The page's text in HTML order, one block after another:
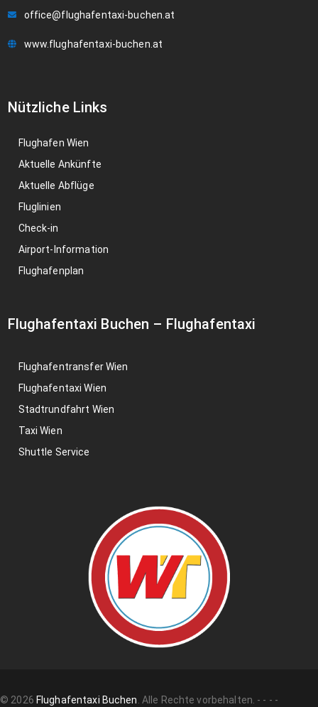
office@flughafentaxi-buchen.at
www.flughafentaxi-buchen.at
Nützliche Links
Flughafen Wien
Aktuelle Ankünfte
Aktuelle Abflüge
Fluglinien
Check-in
Airport-Information
Flughafenplan
Flughafentaxi Buchen – Flughafentaxi
Flughafentransfer Wien
Flughafentaxi Wien
Stadtrundfahrt Wien
Taxi Wien
Shuttle Service
© 2026 Flughafentaxi Buchen. Alle Rechte vorbehalten. - - - -